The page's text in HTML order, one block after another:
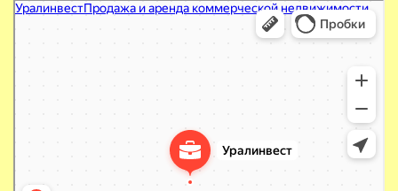
Уралинвест
Продажа и аренда коммерческой недвижимости в Уфе